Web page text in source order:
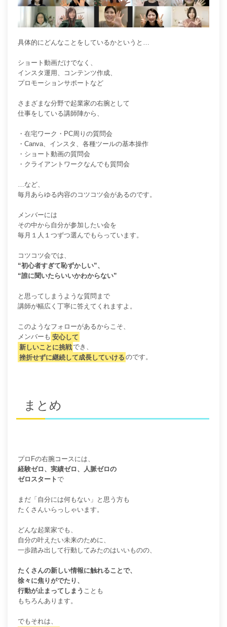
具体的にどんなことをしているかというと…
ショート動画だけでなく、
インスタ運用、コンテンツ作成、
プロモーションサポートなど
さまざまな分野で起業家の右腕として
仕事をしている講師陣から、
・在宅ワーク・PC周りの質問会
・Canva、インスタ、各種ツールの基本操作
・ショート動画の質問会
・クライアントワークなんでも質問会
…など、
毎月あらゆる内容のコツコツ会があるのです。
メンバーには
その中から自分が参加したい会を
毎月１人１つずつ選んでもらっています。
コツコツ会では、
“初心者すぎて恥ずかしい”、
“誰に聞いたらいいかわからない”
と思ってしまうような質問まで
講師が幅広く丁寧に答えてくれますよ。
このようなフォローがあるからこそ、
メンバーも 安心して
新しいことに挑戦でき、
挫折せずに継続して成長していける のです。
まとめ
プロFの右腕コースには、
経験ゼロ、実績ゼロ、人脈ゼロの
ゼロスタートで
まだ「自分には何もない」と思う方も
たくさんいらっしゃいます。
どんな起業家でも、
自分の叶えたい未来のために、
一歩踏み出して行動してみたのはいいものの、
たくさんの新しい情報に触れることで、
徐々に焦りがでたり、
行動が止まってしまう ことも
もちろんあります。
でもそれは、